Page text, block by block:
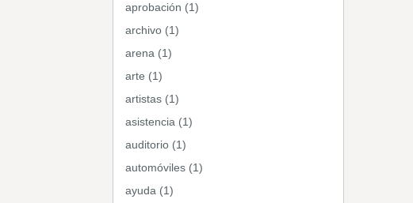
aprobación (1)
archivo (1)
arena (1)
arte (1)
artistas (1)
asistencia (1)
auditorio (1)
automóviles (1)
ayuda (1)